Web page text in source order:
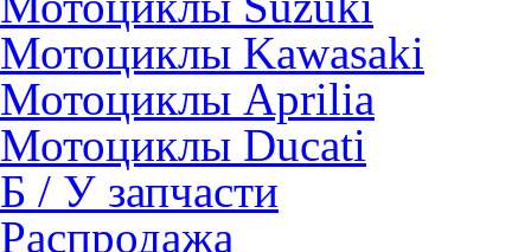
Мотоциклы Kawasaki
Мотоциклы Aprilia
Мотоциклы Ducati
Б / У запчасти
Распродажа